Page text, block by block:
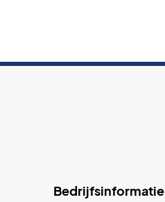
Bedrijfsinformatie